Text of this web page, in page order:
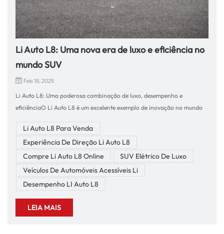
Li Auto L8: Uma nova era de luxo e eficiência no
mundo SUV
Feb 18, 2025
Li Auto L8: Uma poderosa combinação de luxo, desempenho e
eficiênciaO Li Auto L8 é um excelente exemplo de inovação no mundo
desempenho impressionante, o Li Auto L8 foi projetado para atender
às necessidades dos consumidores modernos que buscam uma
experiência de condução premium sem comprometer a praticidade e a
eficiência. Esteja você navegando nas ruas da cidade ou fazendo uma
eficienteQuando se trata de dirigir, o Li Auto L8 oferece uma
experiência verdadeiramente notável. Alimentado por um motor turbo
Li Auto L8 Para Venda
Experiência De Direção Li Auto L8
Compre Li Auto L8 Online
SUV Elétrico De Luxo
Veículos De Automóveis Acessíveis Li
Desempenho LI Auto L8
LEIA MAIS